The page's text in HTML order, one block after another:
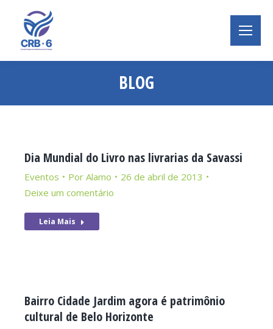
BLOG
Você está aqui:
Dia Mundial do Livro nas livrarias da Savassi
Eventos Por Alamo
26 de abril de 2013
Deixe um comentário
Leia Mais
Bairro Cidade Jardim agora é patrimônio
cultural de Belo Horizonte